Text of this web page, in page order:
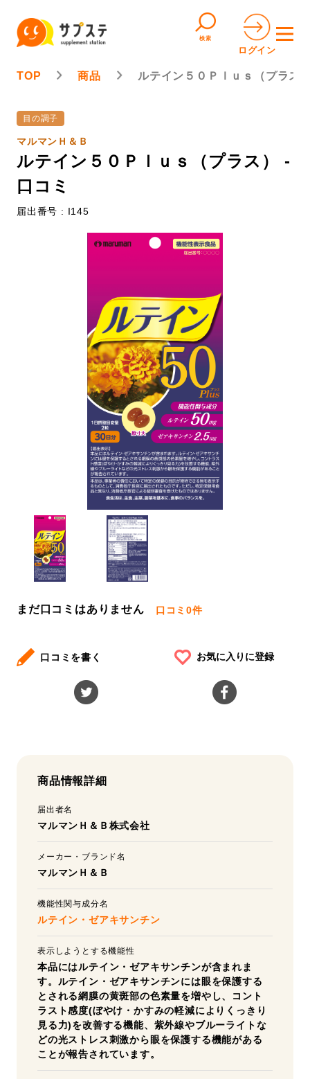
検索
ログイン
TOP 商品 ルテイン５０Ｐｌｕｓ（プラス
目の調子
マルマンＨ＆Ｂ
ルテイン５０Ｐｌｕｓ（プラス） -
口コミ
届出番号 : I145
まだ口コミはありません 口コミ0件
口コミを書く お気に入りに登録
商品情報詳細
届出者名
マルマンＨ＆Ｂ株式会社
メーカー・ブランド名
マルマンＨ＆Ｂ
機能性関与成分名
ルテイン・ゼアキサンチン
表示しようとする機能性
本品にはルテイン・ゼアキサンチンが含まれま
す。ルテイン・ゼアキサンチンには眼を保護する
とされる網膜の黄斑部の色素量を増やし、コント
ラスト感度(ぼやけ・かすみの軽減によりくっきり
見る力)を改善する機能、紫外線やブルーライトな
どの光ストレス刺激から眼を保護する機能がある
ことが報告されています。